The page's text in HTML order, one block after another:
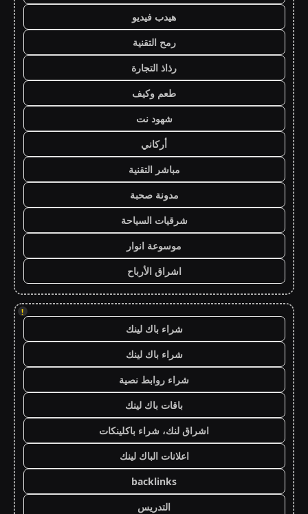
هيدب فيديو
رمح التقنية
رذاذ التجارة
طعم وكيف
شهود نت
أركاني
مباشر التقنية
مدونة صحبة
شرقيات السياحة
موسوعة انوار
اشراق الأرباح
!
شراء باك لينك
شراء باك لينك
شراء روابط نصية
باقات باك لينك
اشراق لنك، شراء باكلينكات
اعلانات الباك لينك
backlinks
التدريس